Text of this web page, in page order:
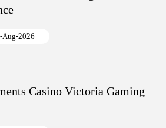
Aug-2026
Casino Victoria Gaming